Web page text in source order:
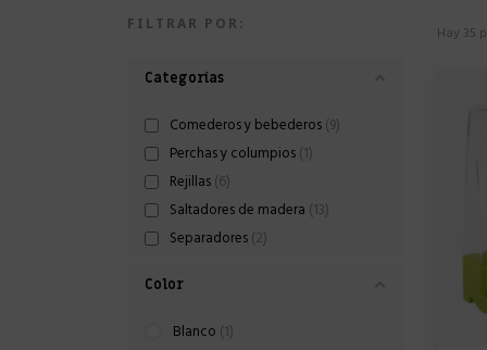
FILTRAR POR:
Categorías
Comederos y bebederos 9
Perchas y columpios 1
Rejillas 6
Saltadores de madera 13
Separadores 2
Color
Blanco 1
Hay 35